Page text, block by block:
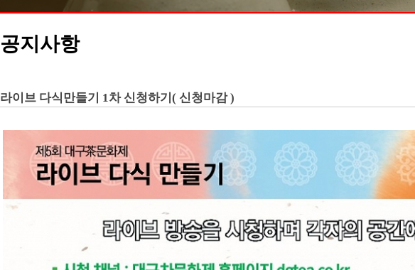
공지사항
라이브 다식만들기 1차 신청하기( 신청마감 )